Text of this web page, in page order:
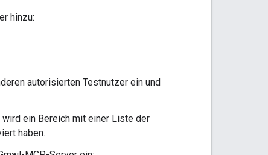
hinzu:
autorisierten Testnutzer ein und
wird ein Bereich mit einer Liste der
haben.